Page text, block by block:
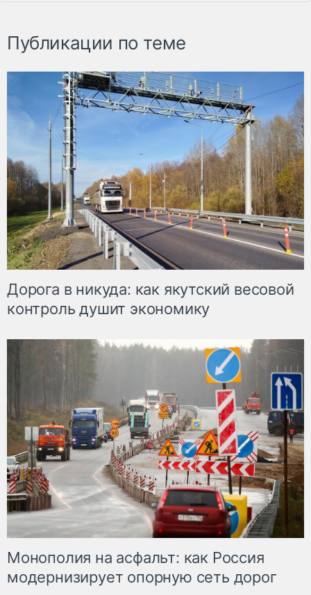
Публикации по теме
Дорога в никуда: как якутский весовой
контроль душит экономику
Монополия на асфальт: как Россия
модернизирует опорную сеть дорог